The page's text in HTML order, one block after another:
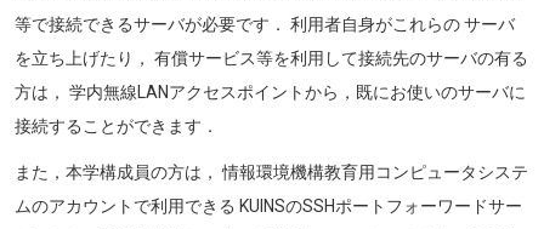
等で接続できるサーバが必要です． 利用者自身がこれらの サーバ
を立ち上げたり， 有償サービス等を利用して接続先のサーバの有る
方は， 学内無線LANアクセスポイントから，既にお使いのサーバに
接続することができます．
また，本学構成員の方は， 情報環境機構教育用コンピュータシステ
ムのアカウントで利用できる KUINSのSSHポートフォーワードサー